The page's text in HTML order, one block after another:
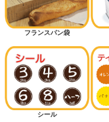
フランスパン袋
シール